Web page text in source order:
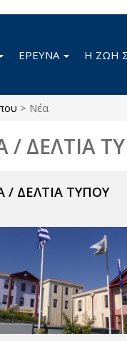
ΕΡΕΥΝΑ Η ΖΩΗ
> Νέα
/ ΔΕΛΤΙΑ
/ ΔΕΛΤΙΑ ΤΥΠΟΥ